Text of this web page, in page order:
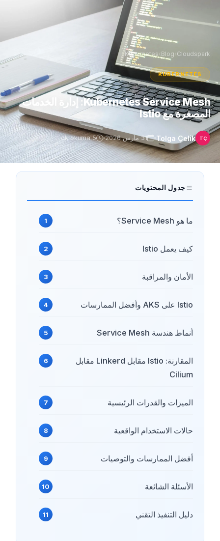
Cloudspark
›
Blog
›
Kubernetes
KUBERNETES
Kubernetes Service Mesh: إدارة الخدمات
المصغرة مع Istio
TÇ
Tolga Çelik 31 مارس 2026 5 dk okuma
جدول المحتويات
ما هو Service Mesh؟
كيف يعمل Istio
الأمان والمراقبة
Istio على AKS وأفضل الممارسات
أنماط هندسة Service Mesh
المقارنة: Istio مقابل Linkerd مقابل
Cilium
الميزات والقدرات الرئيسية
حالات الاستخدام الواقعية
أفضل الممارسات والتوصيات
الأسئلة الشائعة
دليل التنفيذ التقني